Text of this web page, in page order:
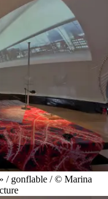
/ gonflable / © Marina